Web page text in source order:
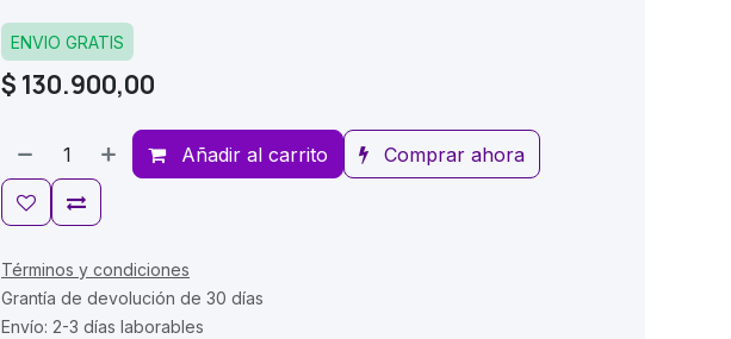
ENVIO GRATIS
$ 130.900,00
Añadir al carrito Comprar ahora
Términos y condiciones
Grantía de devolución de 30 días
Envío: 2-3 días laborables